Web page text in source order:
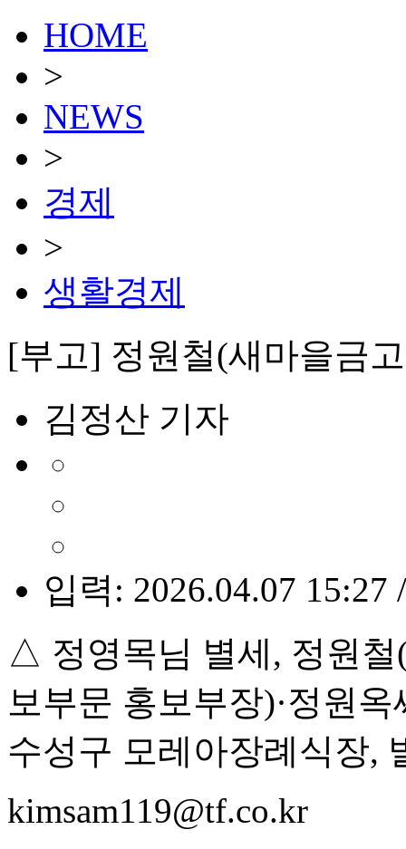
HOME
>
NEWS
>
경제
>
생활경제
[부고] 정원철(새마을금
김정산 기자
입력: 2026.04.07 15:27
△ 정영목님 별세, 정원
보부문 홍보부장)·정원
수성구 모레아장례식장,
kimsam119@tf.co.kr